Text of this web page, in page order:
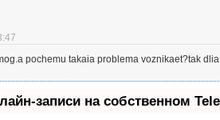
pochemu takaia problema voznikaet?tak
записи на собственном